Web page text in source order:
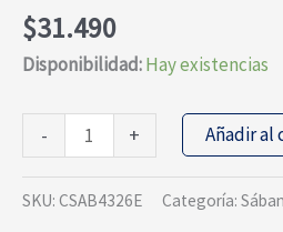
$31.490
Disponibilidad:Hay existencias
-
DE
SABANAS
+ Añadir al
SKU: CSAB4326E Categoría: